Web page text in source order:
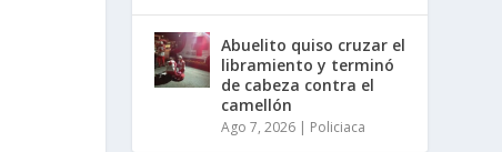
Abuelito quiso cruzar el
libramiento y terminó
de cabeza contra el
camellón
Ago 7, 2026| Policiaca